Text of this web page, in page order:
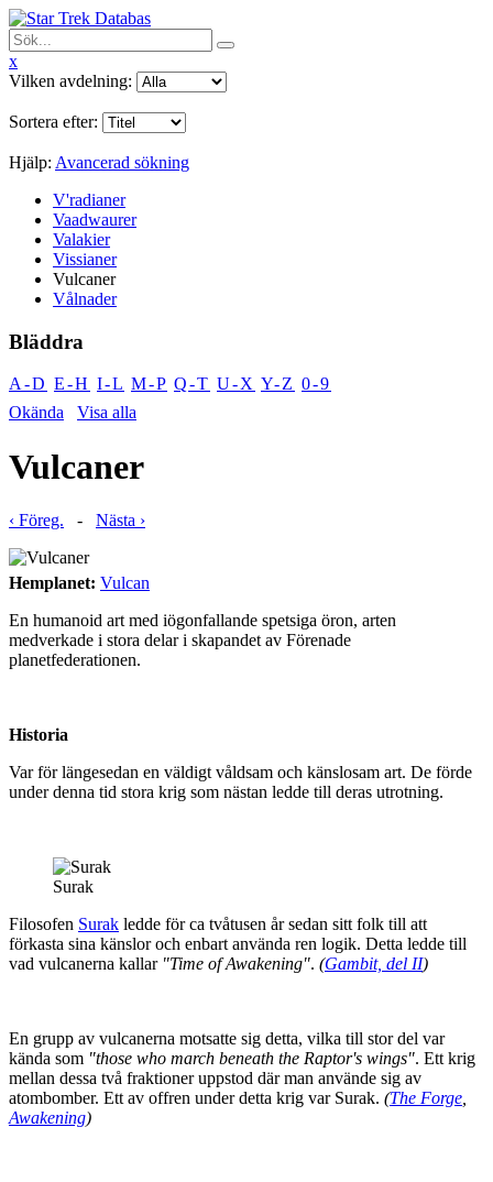
x
Vilken avdelning:
Sortera efter:
Hjälp: Avancerad sökning
V'radianer
Vaadwaurer
Valakier
Vissianer
Vulcaner
Vålnader
Bläddra
A-D E-H I-L M-P Q-T U-X Y-Z 0-9
Okända
Visa alla
Vulcaner
‹ Föreg. - Nästa ›
Hemplanet: Vulcan
En humanoid art med iögonfallande spetsiga öron, arten
medverkade i stora delar i skapandet av Förenade
planetfederationen.
Historia
Var för längesedan en väldigt våldsam och känslosam art. De förde
under denna tid stora krig som nästan ledde till deras utrotning.
Surak
Filosofen Surak ledde för ca tvåtusen år sedan sitt folk till att
förkasta sina känslor och enbart använda ren logik. Detta ledde till
vad vulcanerna kallar "Time of Awakening". (Gambit, del II)
En grupp av vulcanerna motsatte sig detta, vilka till stor del var
kända som "those who march beneath the Raptor's wings". Ett krig
mellan dessa två fraktioner uppstod där man använde sig av
atombomber. Ett av offren under detta krig var Surak. (The Forge
Awakening)